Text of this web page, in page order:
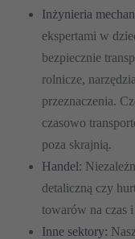
Inżynieria
ekspertami w
bezpiecznie
rolnicze,
przeznaczenia.
czasowo
poza skrajnią.
Handel:
detaliczną czy
towarów na czas
Inne sektory: